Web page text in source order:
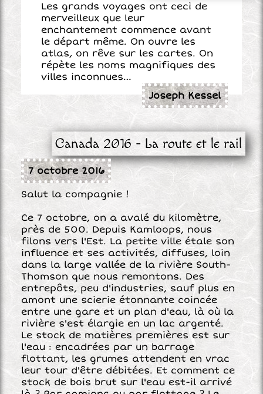
Les grands voyages ont ceci de
merveilleux que leur
enchantement commence avant
le départ même. On ouvre les
atlas, on rêve sur les cartes. On
répète les noms magnifiques des
villes inconnues…
Joseph Kessel
Canada 2016 - La route et le rail
7 octobre 2016
Salut la compagnie !
Ce 7 octobre, on a avalé du kilomètre,
près de 500. Depuis Kamloops, nous
filons vers l'Est. La petite ville étale son
influence et ses activités, diffuses, loin
dans la large vallée de la rivière South-
Thomson que nous remontons. Des
entrepôts, peu d'industries, sauf plus en
amont une scierie étonnante coincée
entre une gare et un plan d'eau, là où la
rivière s'est élargie en un lac argenté.
Le stock de matières premières est sur
l'eau : encadrées par un barrage
flottant, les grumes attendent en vrac
leur tour d'être débitées. Et comment ce
stock de bois brut sur l'eau est-il arrivé